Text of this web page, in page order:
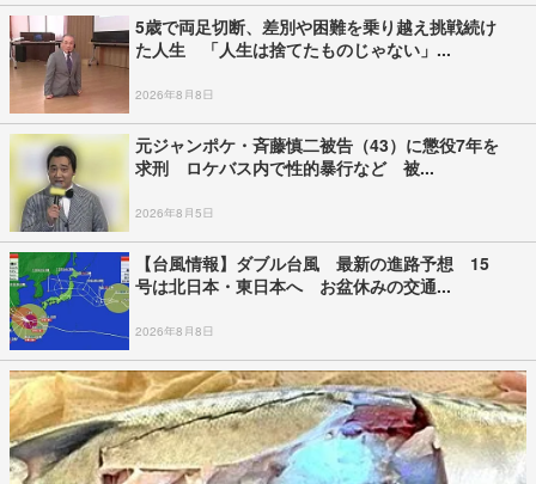
5歳で両足切断、差別や困難を乗り越え挑戦続け
た人生 「人生は捨てたものじゃない」...
2026年8月8日
元ジャンポケ・斉藤慎二被告（43）に懲役7年を
求刑 ロケバス内で性的暴行など 被...
2026年8月5日
【台風情報】ダブル台風 最新の進路予想 15
号は北日本・東日本へ お盆休みの交通...
2026年8月8日